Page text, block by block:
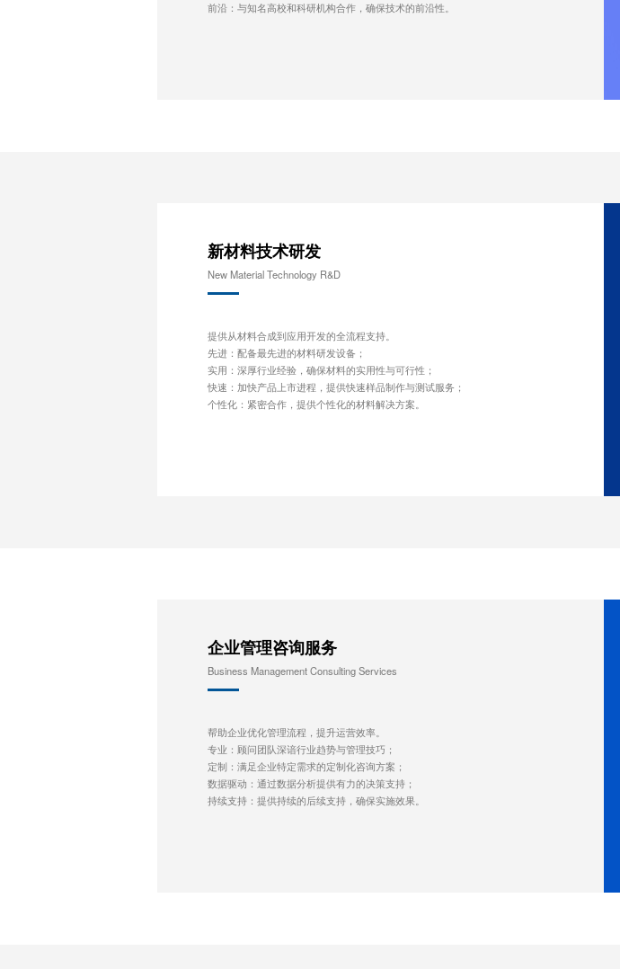
前沿：与知名高校和科研机构合作，确保技术的前沿性。
新材料技术研发
New Material Technology R&D
提供从材料合成到应用开发的全流程支持。
先进：配备最先进的材料研发设备；
实用：深厚行业经验，确保材料的实用性与可行性；
快速：加快产品上市进程，提供快速样品制作与测试服务；
个性化：紧密合作，提供个性化的材料解决方案。
企业管理咨询服务
Business Management Consulting Services
帮助企业优化管理流程，提升运营效率。
专业：顾问团队深谙行业趋势与管理技巧；
定制：满足企业特定需求的定制化咨询方案；
数据驱动：通过数据分析提供有力的决策支持；
持续支持：提供持续的后续支持，确保实施效果。